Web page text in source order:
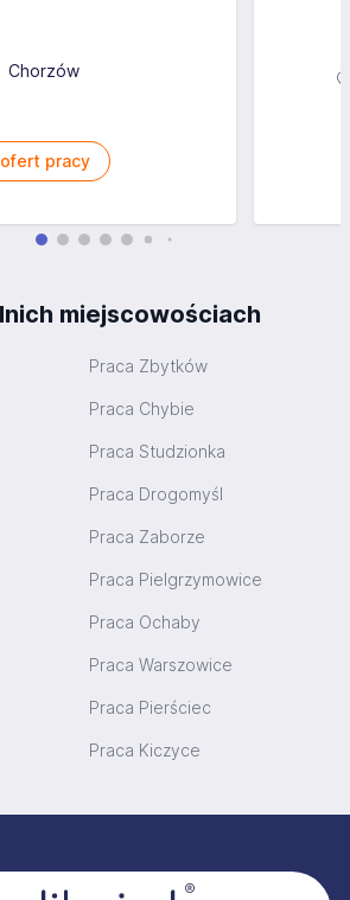
Chorzów
ofert pracy
miejscowościach
Praca Zbytków
Praca Chybie
Praca Studzionka
Praca Drogomyśl
Praca Zaborze
Praca Pielgrzymowice
Praca Ochaby
Praca Warszowice
Praca Pierściec
Praca Kiczyce